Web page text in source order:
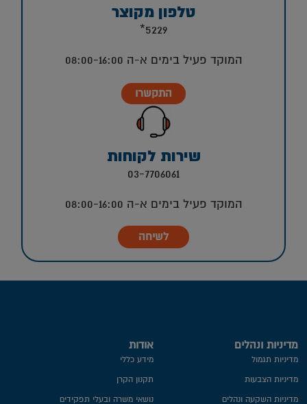
טלפון מקוצר
5229*
המוקד פעיל בימים א-ה 08:00-16:00
התקשרו
שירות לקוחות
03-7706061
המוקד פעיל בימים א-ה 08:00-16:00
לשיחה
אודות
מידע כללי
תקנון הקרן
נושאי משרה ובעלי תפקידים
מדיניות ונהלים
מדיניות תגמול
מדיניות הצבעות
מדיניות השקעה ונהלים